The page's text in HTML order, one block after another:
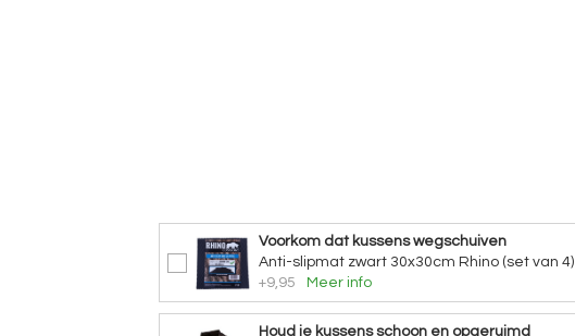
Voorkom dat kussens wegschuiven
Anti-slipmat zwart 30x30cm Rhino (set van 4)
+9,95
Meer info
Houd je kussens schoon en opgeruimd